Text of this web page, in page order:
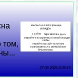
том,
27 06 2026 0:35:19